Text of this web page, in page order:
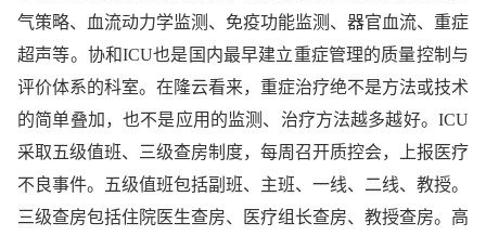
气策略、血流动力学监测、免疫功能监测、器官血流、重症
超声等。协和ICU也是国内最早建立重症管理的质量控制与
评价体系的科室。在隆云看来，重症治疗绝不是方法或技术
的简单叠加，也不是应用的监测、治疗方法越多越好。ICU
采取五级值班、三级查房制度，每周召开质控会，上报医疗
不良事件。五级值班包括副班、主班、一线、二线、教授。
三级查房包括住院医生查房、医疗组长查房、教授查房。高